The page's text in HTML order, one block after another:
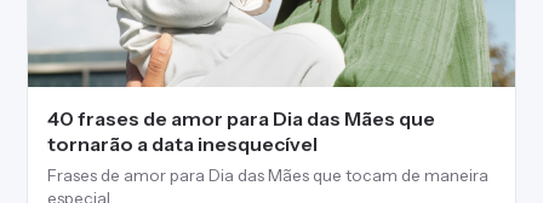
40 frases de amor para Dia das Mães que
tornarão a data inesquecível
Frases de amor para Dia das Mães que tocam de maneira
especial